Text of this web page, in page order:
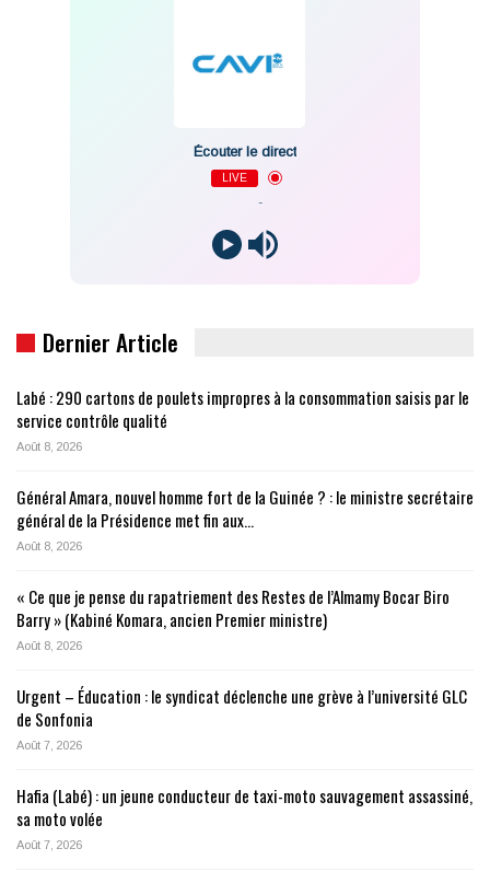
Écouter le direct
LIVE
Dernier Article
Labé : 290 cartons de poulets impropres à la consommation saisis par le
service contrôle qualité
Août 8, 2026
Général Amara, nouvel homme fort de la Guinée ? : le ministre secrétaire
général de la Présidence met fin aux…
Août 8, 2026
« Ce que je pense du rapatriement des Restes de l’Almamy Bocar Biro
Barry » (Kabiné Komara, ancien Premier ministre)
Août 8, 2026
Urgent – Éducation : le syndicat déclenche une grève à l’université GLC
de Sonfonia
Août 7, 2026
Hafia (Labé) : un jeune conducteur de taxi-moto sauvagement assassiné,
sa moto volée
Août 7, 2026